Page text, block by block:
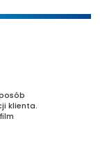
klienta.